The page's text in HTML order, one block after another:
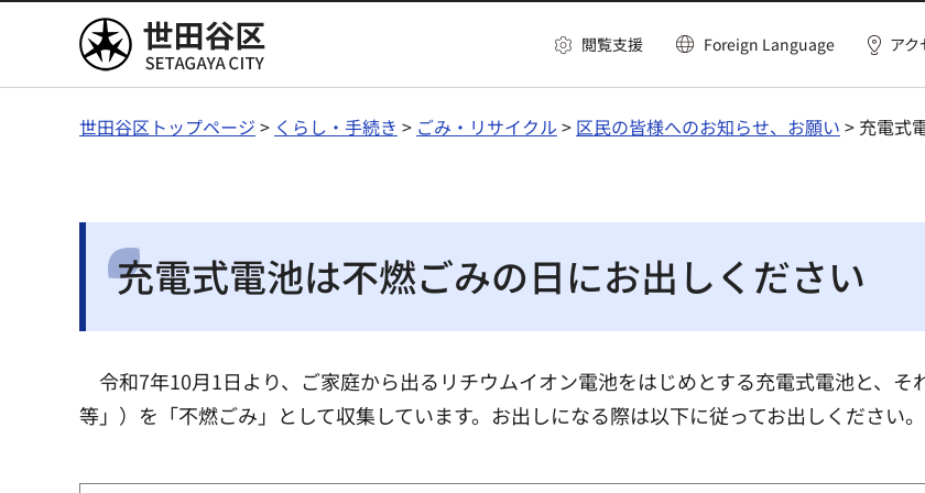
世田谷区 閲覧支援 Foreign Language ア
世田谷区トップページ > くらし・手続き > ごみ・リサイクル > 区民の皆様へのお知らせ、お願い > 充電式
充電式電池は不燃ごみの日にお出しください
令和7年10月1日より、ご家庭から出るリチウムイオン電池をはじめとする充電式電池と、
等」）を「不燃ごみ」として収集しています。お出しになる際は以下に従ってお出しください。